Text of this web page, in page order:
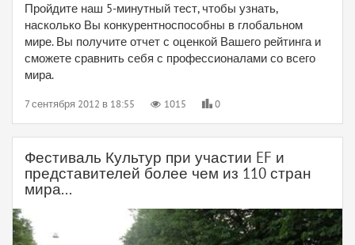
Пройдите наш 5-минутный тест, чтобы узнать,
насколько Вы конкурентноспособны в глобальном
мире. Вы получите отчет с оценкой Вашего рейтинга и
сможете сравнить себя с профессионалами со всего
мира.
7 сентября 2012 в 18:55 1015 0
Фестиваль Культур при участии EF и
представителей более чем из 110 стран
мира...